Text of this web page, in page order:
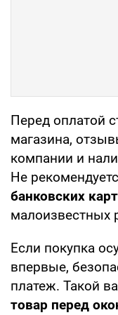
Перед оплатой
магазина,
компании и
Не
банковских карт
малоизвестных
Если покупка
впервые,
платеж. Такой
товар перед